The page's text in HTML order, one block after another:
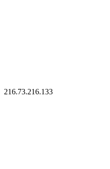
216.73.216.133